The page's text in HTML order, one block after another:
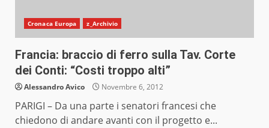
Cronaca Europa z_Archivio
Francia: braccio di ferro sulla Tav. Corte
dei Conti: “Costi troppo alti”
Alessandro Avico Novembre 6, 2012
PARIGI – Da una parte i senatori francesi che
chiedono di andare avanti con il progetto e...